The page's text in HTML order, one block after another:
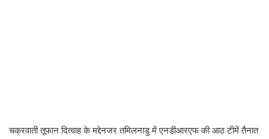
चक्रवाती तूफान दित्वाह के मद्देनजर तमिलनाडु में एनडीआरएफ की आठ टीमें तैनात